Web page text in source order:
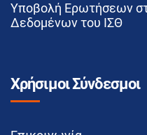
Υποβολή Ερωτήσεων
Δεδομένων του ΙΣΘ
Χρήσιμοι Σύνδεσμοι